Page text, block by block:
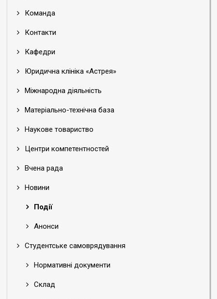
Команда
Контакти
Кафедри
Юридична клініка «Астрея»
Міжнародна діяльність
Матеріально-технічна база
Наукове товариство
Центри компетентностей
Вчена рада
Новини
Події
Анонси
Студентське самоврядування
Нормативні документи
Склад